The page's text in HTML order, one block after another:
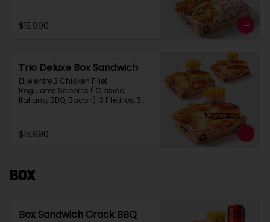
$15.990
Trio Deluxe Box Sandwich
Elije entre 3 Chicken Fillet
Regulares Sabores ( Clasico,
Italiano, BBQ, Bacon)  3 Filetillos, 3
$15.990
Box
Box Sandwich Crack BBQ